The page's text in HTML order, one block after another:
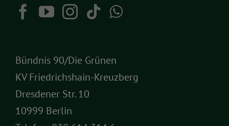
Bündnis 90/Die Grünen
KV Friedrichshain-Kreuzberg
Dresdener Str. 10
10999 Berlin